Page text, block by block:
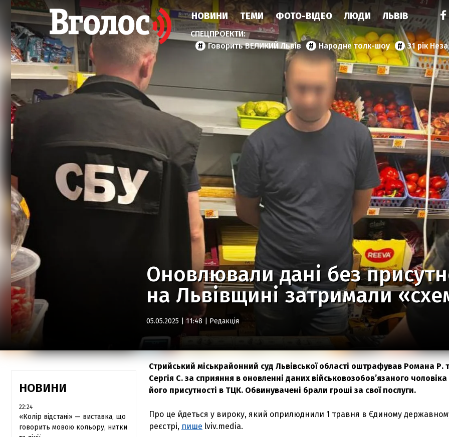
НОВИНИ ТЕМИ ФОТО-ВІДЕО ЛЮДИ ЛЬВІВ
Говорить ВЕЛИКИЙ Львів Народне толк-шоу 31 рік
Оновлювали дані без
на Львівщині затримали
05.05.2025 | 11:48 | Редакція
НОВИНИ
22:24
«Колір відстані» — виставка, що
говорить мовою кольору, нитки
Стрийський міськрайонний суд Львівської області оштрафував Романа Р.
Сергія С. за сприяння в оновленні даних військовозобовʼязаного чоловіка
його присутності в ТЦК. Обвинувачені брали гроші за свої послуги.
Про це йдеться у вироку, який оприлюднили 1 травня в Єдиному
реєстрі, пише lviv.media.